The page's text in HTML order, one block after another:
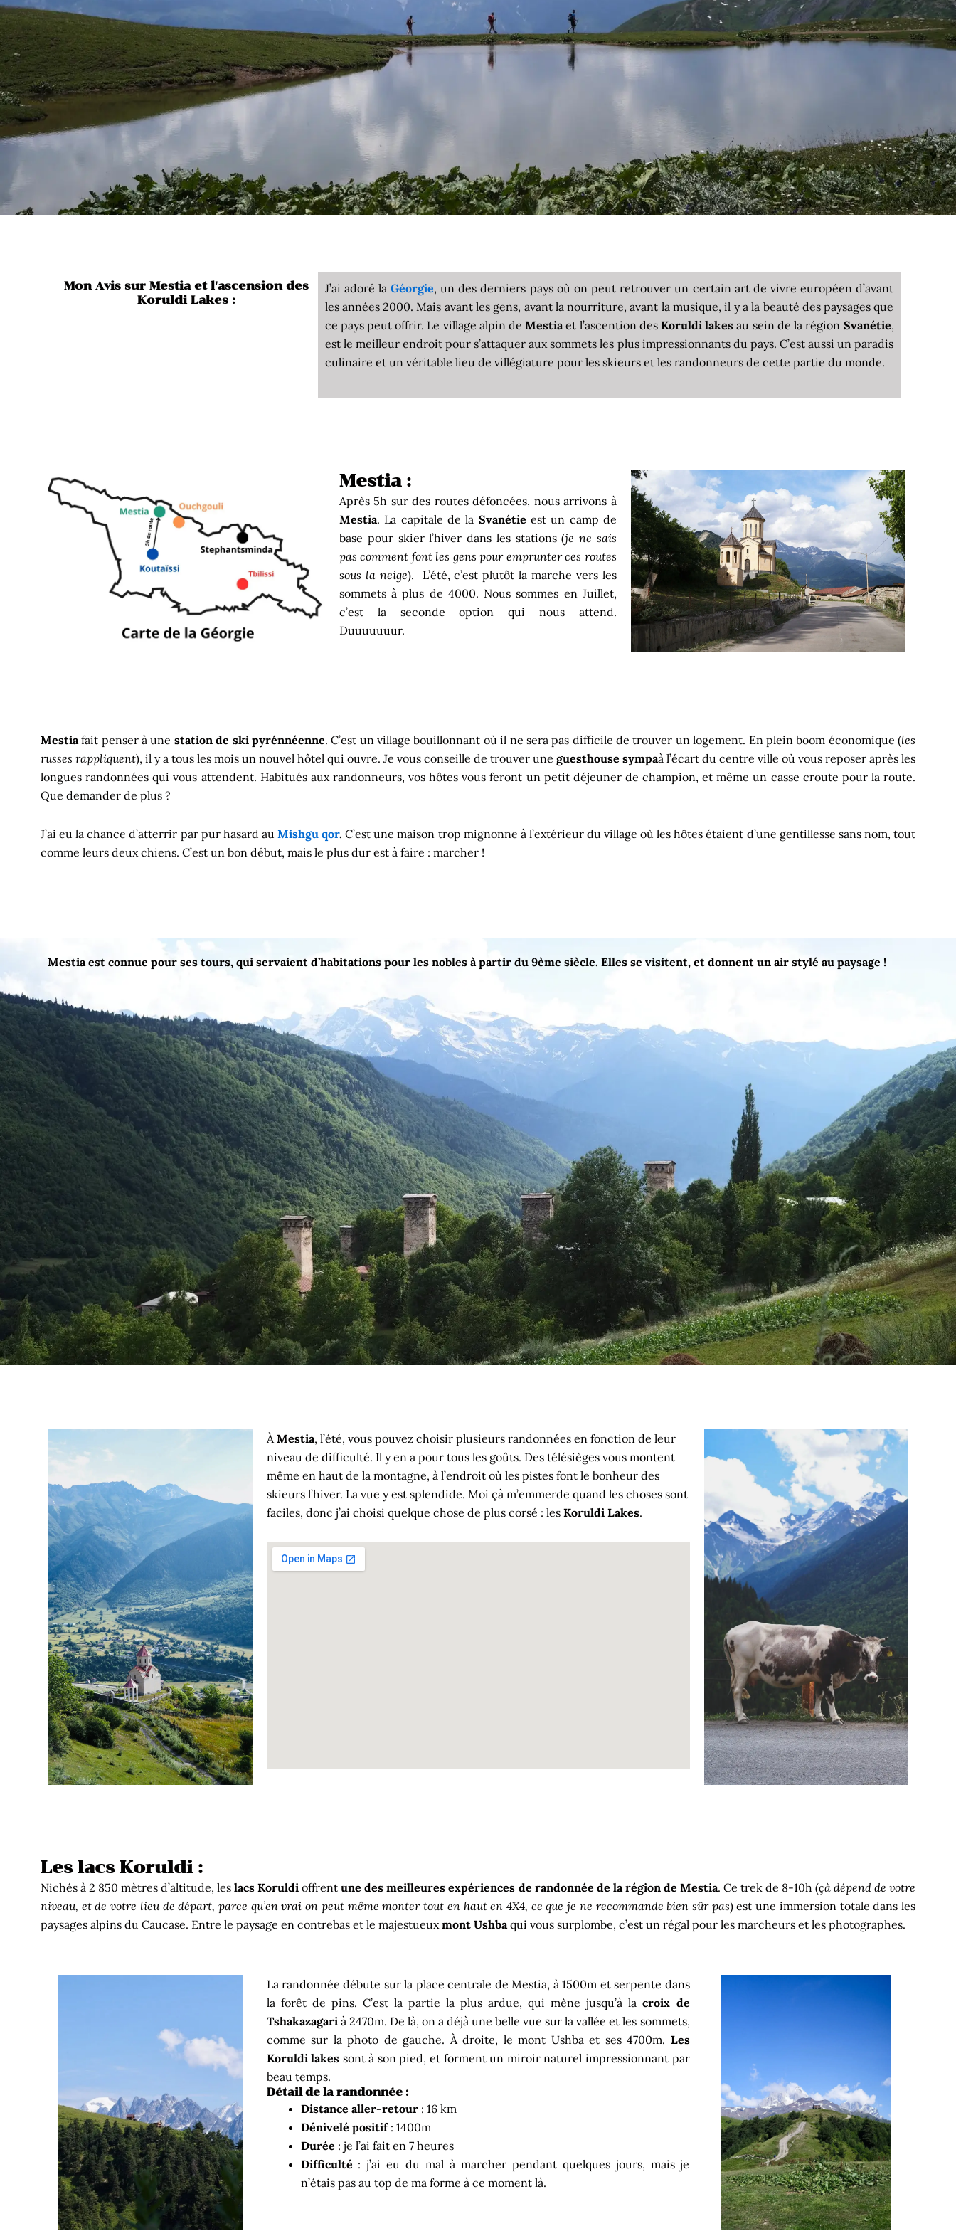
Mon Avis sur Mestia et l'ascension des
Koruldi Lakes :
J’ai adoré la Géorgie, un des derniers pays où on peut retrouver un certain art de vivre européen d’avant
les années 2000. Mais avant les gens, avant la nourriture, avant la musique, il y a la beauté des paysages que
ce pays peut offrir. Le village alpin deMestiaet l’ascention desKoruldi lakes au sein de la région Svanétie,
est le meilleur endroit pour s’attaquer aux sommets les plus impressionnants du pays. C’est aussi un paradis
culinaire et un véritable lieu de villégiature pour les skieurs et les randonneurs de cette partie du monde.
Mestia :
Après 5h sur des routes défoncées, nous arrivons à
Mestia. La capitale de la Svanétie est un camp de
base pour skier l’hiver dans les stations (je ne sais
pas comment font les gens pour emprunter ces routes
sous la neige). L’été, c’est plutôt la marche vers les
sommets à plus de 4000. Nous sommes en Juillet,
c’est la seconde option qui nous attend.
Duuuuuuur.
Mestiafait penser à une station de ski pyrénnéenne. C’est un village bouillonnant où il ne sera pas difficile de trouver un logement. En plein boom économique (les
russes rappliquent), il y a tous les mois un nouvel hôtel qui ouvre. Je vous conseille de trouver une guesthouse sympaà l’écart du centre ville où vous reposer après les
longues randonnées qui vous attendent. Habitués aux randonneurs, vos hôtes vous feront un petit déjeuner de champion, et même un casse croute pour la route.
Que demander de plus ?
J’ai eu la chance d’atterrir par pur hasard au Mishgu qor.C’est une maison trop mignonne à l’extérieur du village où les hôtes étaient d’une gentillesse sans nom, tout
comme leurs deux chiens. C’est un bon début, mais le plus dur est à faire : marcher !
Mestia est connue pour ses tours, qui servaient d’habitations pour les nobles à partir du 9ème siècle. Elles se visitent, et donnent un air stylé au paysage !
ÀMestia, l’été, vous pouvez choisir plusieurs randonnées en fonction de leur
niveau de difficulté. Il y en a pour tous les goûts. Des télésièges vous montent
même en haut de la montagne, à l’endroit où les pistes font le bonheur des
skieurs l’hiver. La vue y est splendide. Moi çà m’emmerde quand les choses sont
faciles, donc j’ai choisi quelque chose de plus corsé : les Koruldi Lakes.
Les lacs Koruldi :
Nichés à 2 850 mètres d’altitude, leslacs Koruldi offrentune des meilleures expériences de randonnée de la région de Mestia. Ce trek de 8-10h (çà dépend de votre
niveau, et de votre lieu de départ, parce qu’en vrai on peut même monter tout en haut en 4X4, ce que je ne recommande bien sûr pas) est une immersion totale dans les
paysages alpins du Caucase. Entre le paysage en contrebas et le majestueuxmont Ushbaqui vous surplombe, c’est un régal pour les marcheurs et les photographes.
La randonnée débute sur la place centrale de Mestia, à 1500m et serpente dans
la forêt de pins. C’est la partie la plus ardue, qui mène jusqu’à lacroix de
Tshakazagarià 2470m. De là, on a déjà une belle vue sur la vallée et les sommets,
comme sur la photo de gauche. À droite, le mont Ushba et ses 4700m. Les
Koruldi lakes sont à son pied, et forment un miroir naturel impressionnant par
beau temps.
Détail de la randonnée :
Distance aller-retour: 16 km
Dénivelé positif: 1400m
Durée : je l’ai fait en 7 heures
Difficulté : j’ai eu du mal à marcher pendant quelques jours, mais je
n’étais pas au top de ma forme à ce moment là.